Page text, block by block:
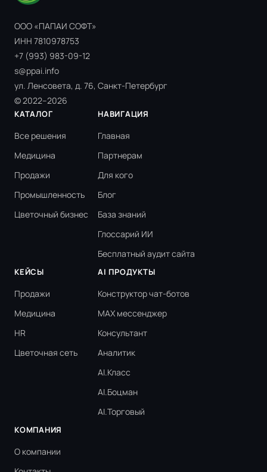
ООО «ПАПАИ СОФТ»
ИНН 7810978753
+7 (993) 983-09-12
s@ppai.info
ул. Ленсовета, д. 76, Санкт-Петербург
© 2022–2026
КАТАЛОГ
Все решения
Медицина
Продажи
Промышленность
Цветочный бизнес
НАВИГАЦИЯ
Главная
Партнерам
Для кого
Блог
База знаний
Глоссарий ИИ
Бесплатный аудит сайта
КЕЙСЫ
Продажи
Медицина
HR
Цветочная сеть
AI ПРОДУКТЫ
Конструктор чат-ботов
MAX мессенджер
Консультант
Аналитик
AI.Класс
AI.Боцман
AI.Торговый
КОМПАНИЯ
О компании